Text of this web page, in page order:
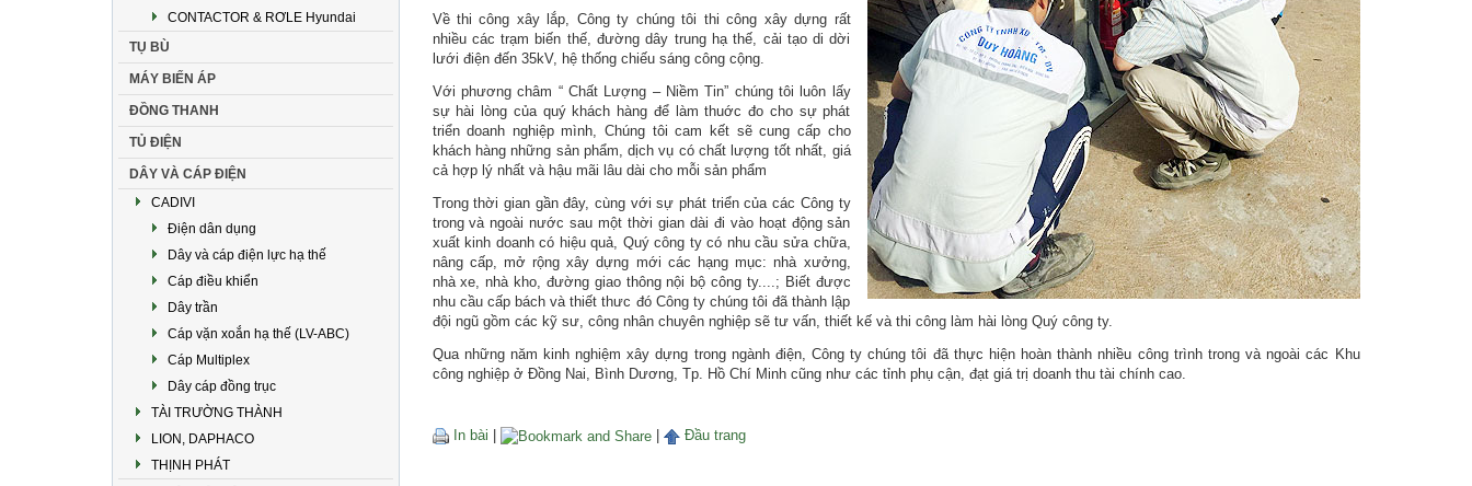
Về thi công xây lắp, Công ty chúng tôi thi công xây dựng rất
nhiều các trạm biến thế, đường dây trung hạ thế, cải tạo di dời
lưới điện đến 35kV, hệ thống chiếu sáng công cộng.
Với phương châm “ Chất Lượng – Niềm Tin” chúng tôi luôn lấy
sự hài lòng của quý khách hàng để làm thuớc đo cho sự phát
triển doanh nghiệp mình, Chúng tôi cam kết sẽ cung cấp cho
khách hàng những sản phẩm, dịch vụ có chất lượng tốt nhất, giá
cả hợp lý nhất và hậu mãi lâu dài cho mỗi sản phẩm
Trong thời gian gần đây, cùng với sự phát triển của các Công ty
trong và ngoài nước sau một thời gian dài đi vào hoạt động sản
xuất kinh doanh có hiệu quả, Quý công ty có nhu cầu sửa chữa,
nâng cấp, mở rộng xây dựng mới các hạng mục: nhà xưởng,
nhà xe, nhà kho, đường giao thông nội bộ công ty....; Biết được
nhu cầu cấp bách và thiết thưc đó Công ty chúng tôi đã thành lập
đội ngũ gồm các kỹ sư, công nhân chuyên nghiệp sẽ tư vấn, thiết kế và thi công làm hài lòng Quý công ty.
Qua những năm kinh nghiệm xây dựng trong ngành điện, Công ty chúng tôi đã thực hiện hoàn thành nhiều công trình trong và ngoài các Khu
công nghiệp ở Đồng Nai, Bình Dương, Tp. Hồ Chí Minh cũng như các tỉnh phụ cận, đạt giá trị doanh thu tài chính cao.
In bài Đầu trang
CONTACTOR & RƠLE Hyundai
TỤ BÙ
MÁY BIẾN ÁP
ĐỒNG THANH
TỦ ĐIỆN
DÂY VÀ CÁP ĐIỆN
CADIVI
Điện dân dụng
Dây và cáp điện lực hạ thế
Cáp điều khiển
Dây trần
Cáp vặn xoắn hạ thế (LV-ABC)
Cáp Multiplex
Dây cáp đồng trục
TÀI TRƯỜNG THÀNH
LION, DAPHACO
THỊNH PHÁT